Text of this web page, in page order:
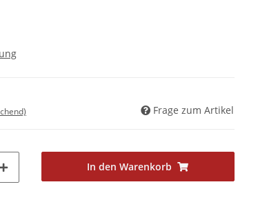
Frage zum Artikel
In den Warenkorb